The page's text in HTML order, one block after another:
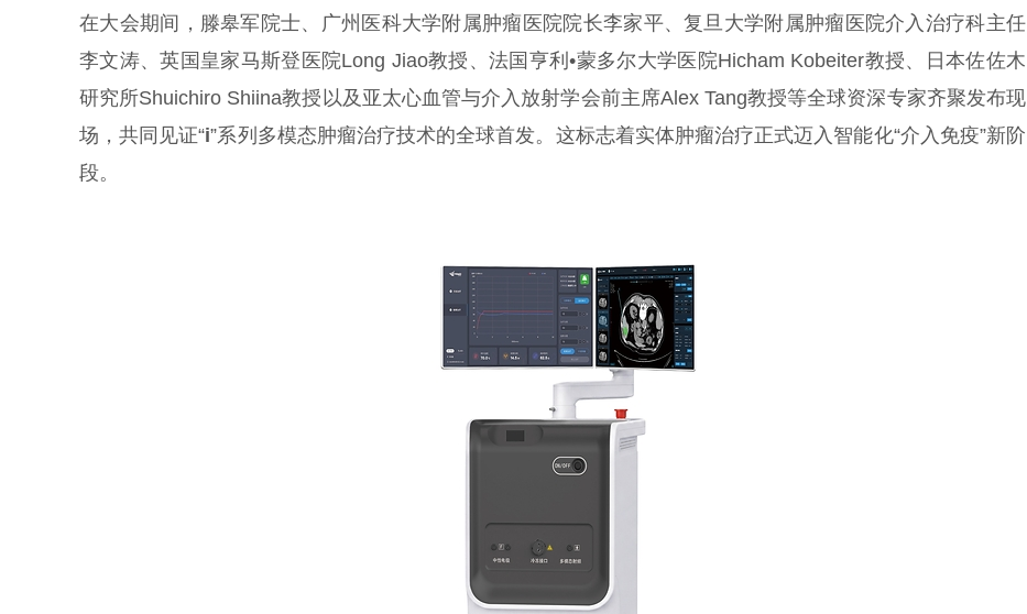
在大会期间，滕皋军院士、广州医科大学附属肿瘤医院院长李家平、复旦大学附属肿瘤医院介入治疗科主任
李文涛、英国皇家马斯登医院Long Jiao教授、法国亨利•蒙多尔大学医院Hicham Kobeiter教授、日本佐佐木
研究所Shuichiro Shiina教授以及亚太心血管与介入放射学会前主席Alex Tang教授等全球资深专家齐聚发布现
场，共同见证“i”系列多模态肿瘤治疗技术的全球首发。这标志着实体肿瘤治疗正式迈入智能化“介入免疫”新阶
段。